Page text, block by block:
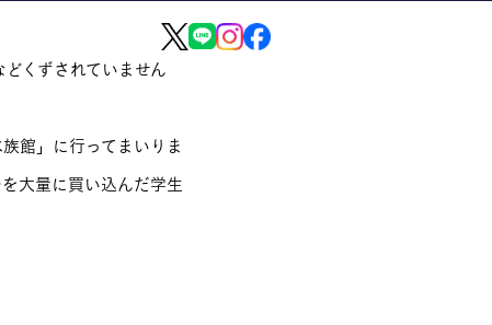
くずされていません
館」に行ってまいりま
大量に買い込んだ学生